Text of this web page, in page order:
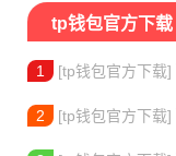
tp钱包官方下载
1 [tp钱包官方下载]
2 [tp钱包官方下载]